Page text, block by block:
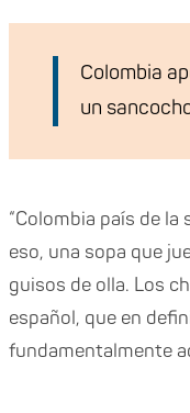
Colombia
un
“Colombia país de
eso, una sopa que
guisos de olla. Los
español, que en
fundamentalmente